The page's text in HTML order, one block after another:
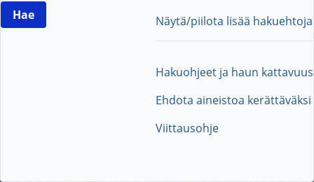
Näytä/piilota lisää hakuehtoja
Hakuohjeet ja haun kattavuus
Ehdota aineistoa kerättäväksi
Viittausohje